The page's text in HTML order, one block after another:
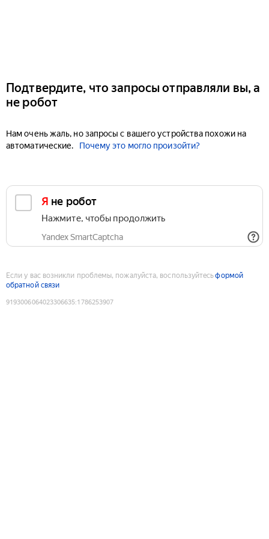
Подтвердите, что запросы отправляли вы, а
не робот
Нам очень жаль, но запросы с вашего устройства похожи на
автоматические.
Почему это могло произойти?
Я не робот
Нажмите, чтобы продолжить
Yandex SmartCaptcha
Если у вас возникли проблемы, пожалуйста, воспользуйтесьформой
обратной связи
9193006064023306635:1786253907